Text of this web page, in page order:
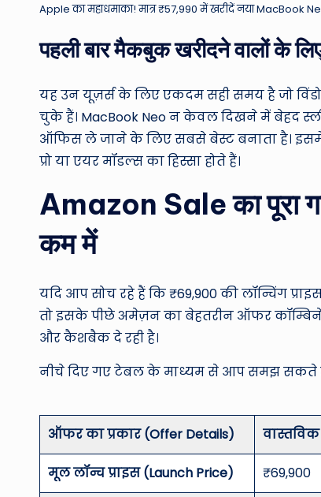
Apple का महाधमाका! मात्र ₹57,990 में खरीदें नया MacBook
पहली बार मैकबुक खरीदने वालों के
यह उन यूज़र्स के लिए एकदम सही समय है जो
चुके हैं। MacBook Neo न केवल दिखने में बेहद
ऑफिस ले जाने के लिए सबसे बेस्ट बनाता है।
प्रो या एयर मॉडल्स का हिस्सा होते हैं।
Amazon Sale का पूरा
कम में
यदि आप सोच रहे हैं कि ₹69,900 की लॉन्चिंग
तो इसके पीछे अमेज़न का बेहतरीन ऑफर
और कैशबैक दे रही है।
नीचे दिए गए टेबल के माध्यम से आप समझ सकते
ऑफर का प्रकार (Offer Details)
मूल लॉन्च प्राइस (Launch Price) ₹69,900